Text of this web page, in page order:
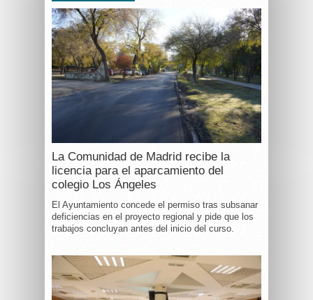
La Comunidad de Madrid recibe la
licencia para el aparcamiento del
colegio Los Ángeles
El Ayuntamiento concede el permiso tras subsanar
deficiencias en el proyecto regional y pide que los
trabajos concluyan antes del inicio del curso.